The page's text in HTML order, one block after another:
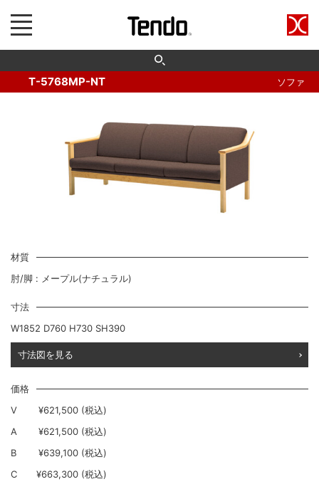
T-5768MP-NT ソファ
材質
肘/脚 : メープル(ナチュラル)
寸法
W1852 D760 H730 SH390
寸法図を見る
価格
V
¥621,500 (税込)
A
¥621,500 (税込)
B
¥639,100 (税込)
C
¥663,300 (税込)